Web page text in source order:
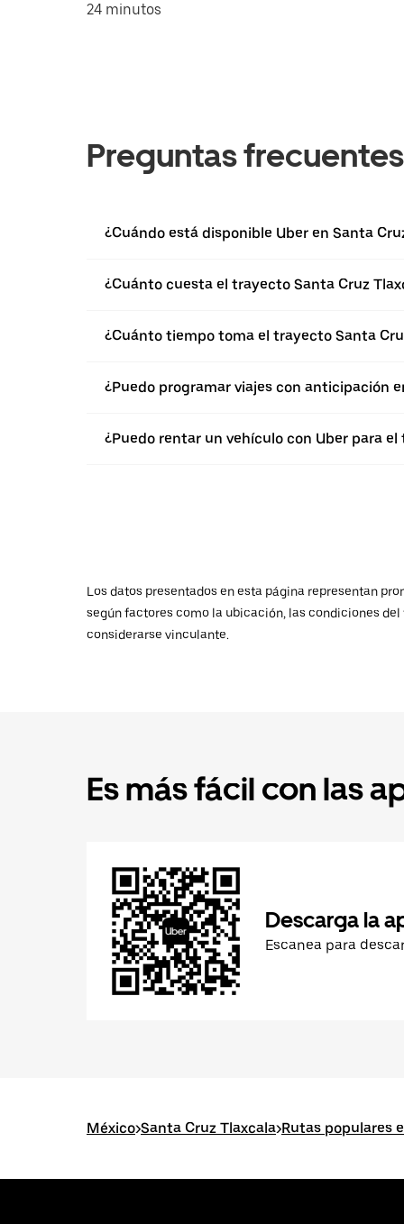
24 minutos
Preguntas frecuentes
¿Cuándo está disponible Uber en Santa
¿Cuánto cuesta el trayecto Santa Cruz
¿Cuánto tiempo toma el trayecto Santa
¿Puedo programar viajes con anticipación
¿Puedo rentar un vehículo con Uber para
Los datos presentados en esta página representan
según factores como la ubicación, las condiciones
considerarse vinculante.
Es más fácil con las
Descarga la
Escanea para
México>Santa Cruz Tlaxcala>Rutas populares